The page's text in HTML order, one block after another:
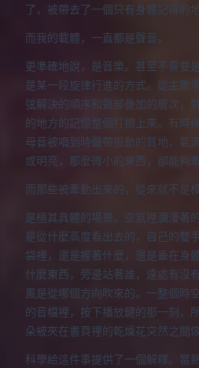
了，被帶去了一個只有身體記得的地
而我的載體，一直都是聲音。
更準確地說，是音樂。甚至不需要
是某一段旋律行進的方式。從主歌
弦解決的順序和聲部疊加的層次，
的地方的記憶整個打撈上來。有時
母音被唱到時聲帶振動的質地，氣
或明亮，那麼微小的東西，卻能夠
而那些被牽動出來的，從來就不是
是極其具體的場景。空氣裡瀰漫著
是從什麼高度看出去的，自己的
袋裡，還是握著什麼，還是垂在身
什麼東西，旁邊站著誰，遠處有沒
風是從哪個方向吹來的。一整個時
的音檔裡，按下播放鍵的那一刻，
朵被夾在書頁裡的乾燥花突然之間
科學給這件事提供了一個解釋。當